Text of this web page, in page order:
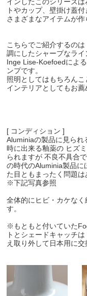
トやカップ、壁掛け蓋
さまざまなアイテムが作
こちらでご紹介するの
調にしたシャープなラ
Inge Lise-Koefoedによ
ンプです。
照明としてはもちろん
インテリアとしてもお薦
[ コンディション ]
Aluminiaの製品に見られ
時に出来る釉薬の ヒズ
られますが 不良不具合
の時代のAluminia製品に
た目ともまったく問題は
※下記写真参照
全体的にヒビ・カケなく
す。
※もともと付いていた
トとシェードキャッチ
え取り外して日本用に交